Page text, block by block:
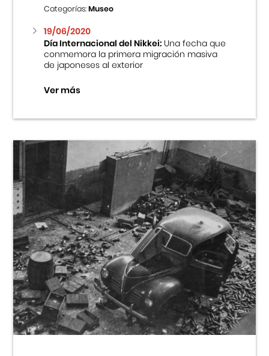
Categorías:Museo
19/06/2020
Día Internacional del Nikkei:Una fecha que
conmemora la primera migración masiva
de japoneses al exterior
Ver más